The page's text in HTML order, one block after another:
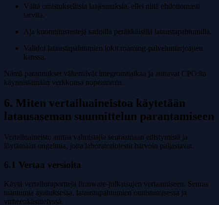
Vältä omistuksellisia laajennuksia, ellei niitä ehdottomasti
tarvita.
Aja kuormitustestejä sadoilla peräkkäisillä lataustapahtumilla.
Validoi lataustapahtumien lokit roaming-palveluntarjoajien
kanssa.
Nämä parannukset vähentävät integrointiaikaa ja auttavat CPO:ita
käynnistämään verkkonsa nopeammin.
6. Miten vertailuaineistoa käytetään
latausaseman suunnittelun parantamiseen
Vertailuaineisto auttaa valmistajia seuraamaan edistymistä ja
löytämään ongelmia, joita laboratoriotestit harvoin paljastavat.
6.1 Vertaa versioita
Käytä vertailuraportteja firmware-julkaisujen vertaamiseen. Seuraa
taantumia ajoituksessa, lataustapahtumien onnistumisessa ja
virheenkäsittelyssä.